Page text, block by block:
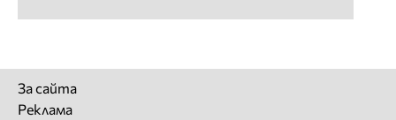
За сайта
Реклама